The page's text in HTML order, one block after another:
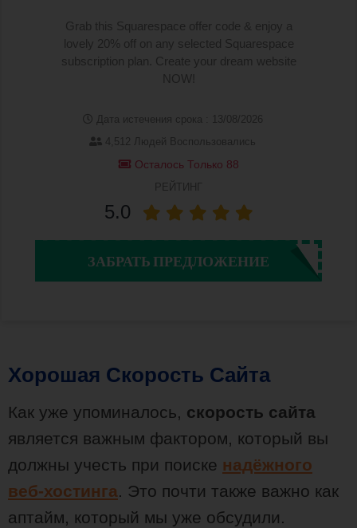
Grab this Squarespace offer code & enjoy a
lovely 20% off on any selected Squarespace
subscription plan. Create your dream website
NOW!
Дата истечения срока : 13/08/2026
4,512 Людей Воспользовались
Осталось Только 88
РЕЙТИНГ
5.0
ЗАБРАТЬ ПРЕДЛОЖЕНИЕ
Хорошая Скорость Сайта
Как уже упоминалось, скорость сайта
является важным фактором, который вы
должны учесть при поиске надёжного
веб-хостинга. Это почти также важно как
аптайм, который мы уже обсудили.